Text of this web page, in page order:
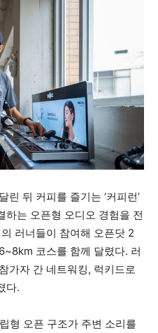
린 뒤 커피를 즐기는 ‘커피런’
하는 오픈형 오디오 경험을 전
러너들이 참여해 오픈닷 2
코스를 함께 달렸다. 러
가자 간 네트워킹, 럭키드로
다.
형 오픈 구조가 주변 소리를